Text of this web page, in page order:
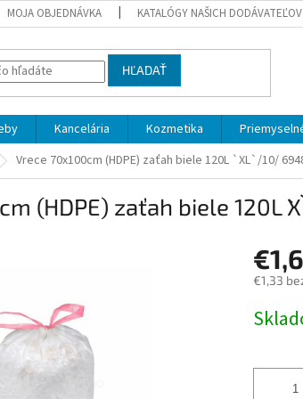
MOJA OBJEDNÁVKA KATALÓGY NAŠICH DODÁVATEĽOV
HĽADAŤ
Kancelária Kozmetika
Vrece 70x100cm (HDPE) zaťah biele 120L `XL`/10/
(HDPE) zaťah biele 120L
€1,33
cena: